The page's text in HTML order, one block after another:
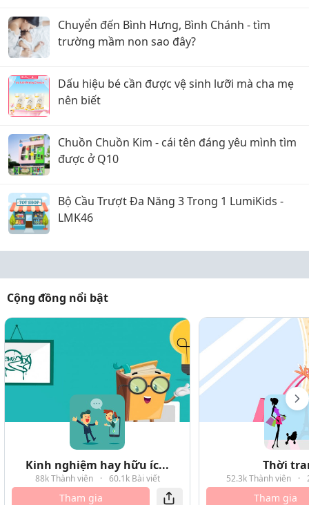
Chuyển đến Bình Hưng, Bình Chánh - tìm
trường mầm non sao đây?
Dấu hiệu bé cần được vệ sinh lưỡi mà cha mẹ
nên biết
Chuồn Chuồn Kim - cái tên đáng yêu mình tìm
được ở Q10
Bộ Cầu Trượt Đa Năng 3 Trong 1 LumiKids -
LMK46
Cộng đồng nổi bật
Kinh nghiệm hay hữu íc...
88k Thành viên · 60.1k Bài viết
Tham gia
Thời
52.3k Thành viên ·
Tham gia